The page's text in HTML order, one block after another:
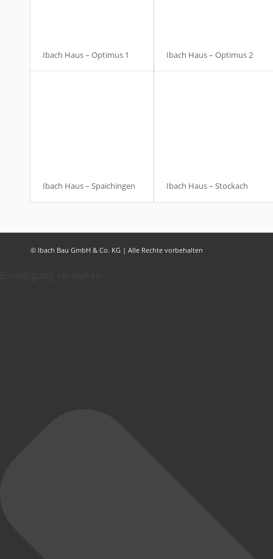
Ibach Haus – Optimus 1 Ibach Haus – Optimus 2
Ibach Haus – Spaichingen Ibach Haus – Stockach
© Ibach Bau GmbH & Co. KG | Alle Rechte vorbehalten